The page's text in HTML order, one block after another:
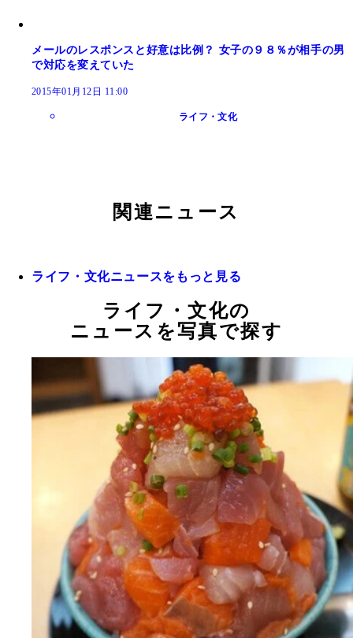
メールのレスポンスと好意は比例？ 女子の９８％が相手の男
で対応を変えていた
2015年01月12日 11:00
ライフ・文化
関連ニュース
ライフ・文化ニュースをもっと見る
ライフ・文化の
ニュースを写真で探す